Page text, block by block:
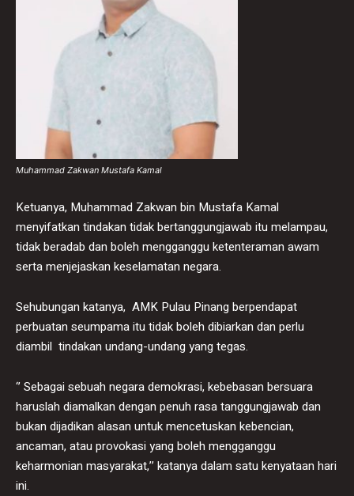
Muhammad Zakwan Mustafa Kamal
Ketuanya, Muhammad Zakwan bin Mustafa Kamal
menyifatkan tindakan tidak bertanggungjawab itu melampau,
tidak beradab dan boleh mengganggu ketenteraman awam
serta menjejaskan keselamatan negara.
Sehubungan katanya, AMK Pulau Pinang berpendapat
perbuatan seumpama itu tidak boleh dibiarkan dan perlu
diambil tindakan undang-undang yang tegas.
‘’ Sebagai sebuah negara demokrasi, kebebasan bersuara
haruslah diamalkan dengan penuh rasa tanggungjawab dan
bukan dijadikan alasan untuk mencetuskan kebencian,
ancaman, atau provokasi yang boleh mengganggu
keharmonian masyarakat,’’ katanya dalam satu kenyataan hari
ini.